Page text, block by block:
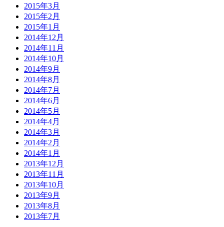
2015年3月
2015年2月
2015年1月
2014年12月
2014年11月
2014年10月
2014年9月
2014年8月
2014年7月
2014年6月
2014年5月
2014年4月
2014年3月
2014年2月
2014年1月
2013年12月
2013年11月
2013年10月
2013年9月
2013年8月
2013年7月